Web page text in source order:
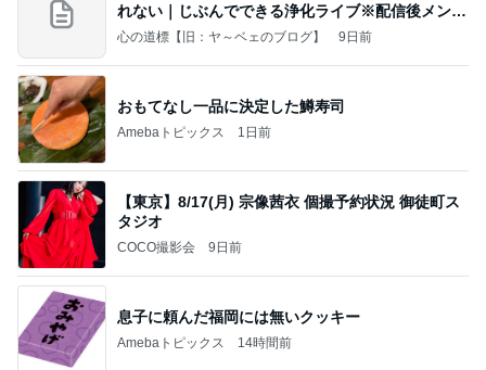
れない｜じぶんでできる浄化ライブ※配信後メンバ
ー限
心の道標【旧：ヤ～ベェのブログ】 9日前
おもてなし一品に決定した鱒寿司
Amebaトピックス 1日前
【東京】8/17(月) 宗像茜衣 個撮予約状況 御徒町ス
タジオ
COCO撮影会 9日前
息子に頼んだ福岡には無いクッキー
Amebaトピックス 14時間前